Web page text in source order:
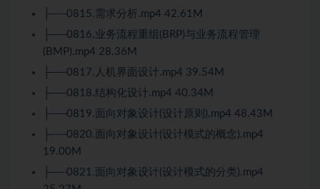
├──0815.需求分析.mp4 42.61M
├──0816.业务流程重组(BRP)与业务流程管理
(BMP).mp4 28.36M
├──0817.人机界面设计.mp4 39.54M
├──0818.结构化设计.mp4 40.34M
├──0819.面向对象设计(设计原则).mp4 48.43M
├──0820.面向对象设计(设计模式的概念).mp4
19.00M
├──0821.面向对象设计(设计模式的分类).mp4